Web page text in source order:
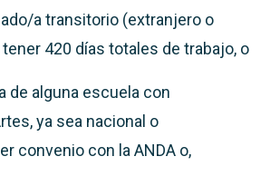
a transitorio (extranjero o
420 días totales de trabajo, o
de alguna escuela con
ya sea nacional o
convenio con la ANDA o,